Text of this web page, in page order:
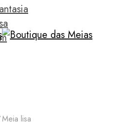
Meia lisa